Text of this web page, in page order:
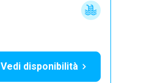
Vedi disponibilità